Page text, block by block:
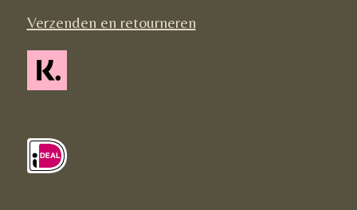
Verzenden en retourneren